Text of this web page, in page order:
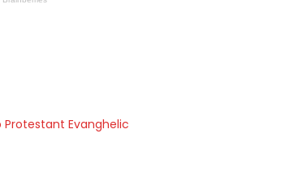
Protestant Evanghelic